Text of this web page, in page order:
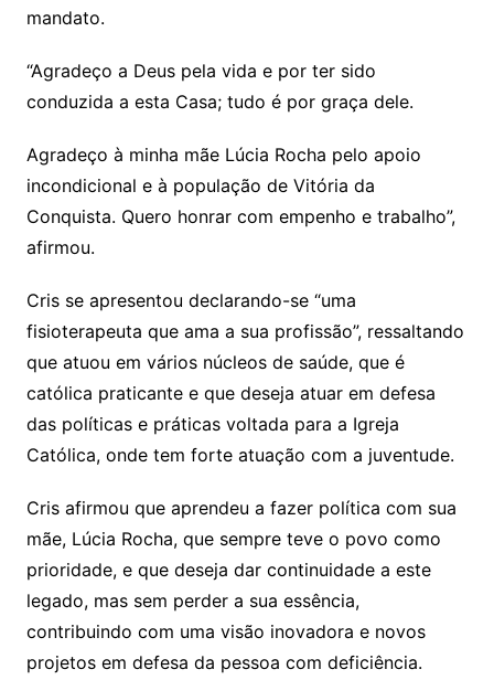
mandato.
“Agradeço a Deus pela vida e por ter sido
conduzida a esta Casa; tudo é por graça dele.
Agradeço à minha mãe Lúcia Rocha pelo apoio
incondicional e à população de Vitória da
Conquista. Quero honrar com empenho e trabalho”,
afirmou.
Cris se apresentou declarando-se “uma
fisioterapeuta que ama a sua profissão”, ressaltando
que atuou em vários núcleos de saúde, que é
católica praticante e que deseja atuar em defesa
das políticas e práticas voltada para a Igreja
Católica, onde tem forte atuação com a juventude.
Cris afirmou que aprendeu a fazer política com sua
mãe, Lúcia Rocha, que sempre teve o povo como
prioridade, e que deseja dar continuidade a este
legado, mas sem perder a sua essência,
contribuindo com uma visão inovadora e novos
projetos em defesa da pessoa com deficiência.